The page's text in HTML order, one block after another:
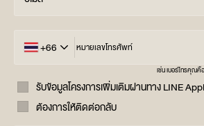
+66 หมายเลขโทรศัพท์
เช่น เบอร์โทรคุณคื
รับข้อมูลโครงการเพิ่มเติมผ่านทาง LINE
ต้องการให้ติดต่อกลับ